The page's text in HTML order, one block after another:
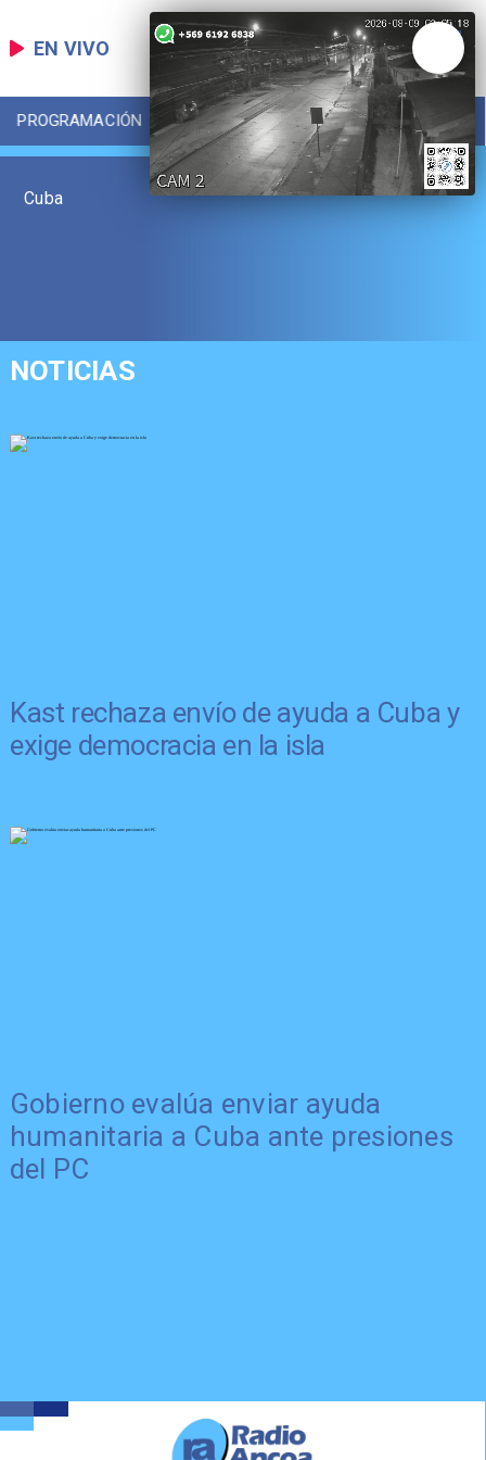
EN VIVO
PROGRAMACIÓN LOCAL DEPORTES
Cuba
NOTICIAS
Kast rechaza envío de ayuda a Cuba y
exige democracia en la isla
Gobierno evalúa enviar ayuda
humanitaria a Cuba ante presiones
del PC